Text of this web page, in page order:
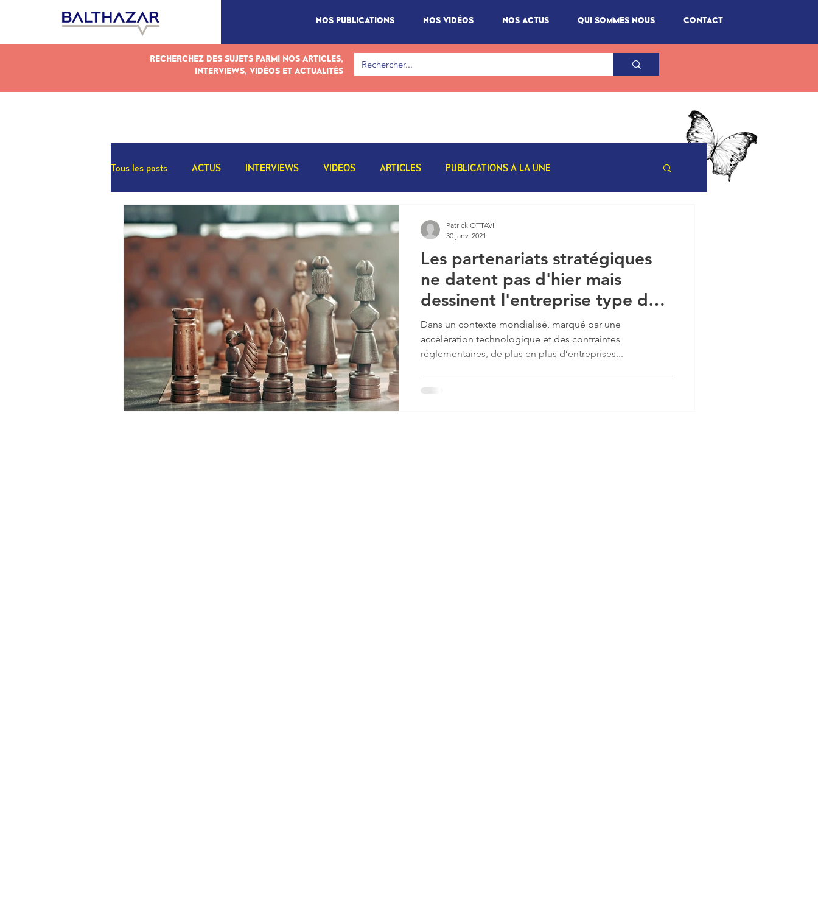
NOS PUBLICATIONS NOS VIDÉOS NOS ACTUS QUI SOMMES NOUS CONTACT
RECHERCHEZ DES SUJETS PARMI NOS ARTICLES,
INTERVIEWS, VIDÉOS ET ACTUALITÉS
Tous les posts ACTUS INTERVIEWS VIDEOS ARTICLES PUBLICATIONS À LA UNE
Les partenariats stratégiques
ne datent pas d'hier mais
dessinent l'entreprise type du
21ème siècle.
Dans un contexte mondialisé, marqué par une
accélération technologique et des contraintes
réglementaires, de plus en plus d’entreprises...
Patrick OTTAVI
30 janv. 2021